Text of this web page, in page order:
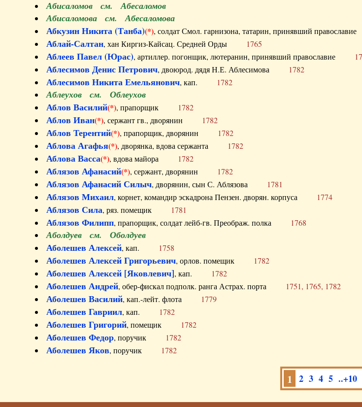
Абисаломов см. Абесаломов
Абисаломова см. Абесаломова
Абкузин Никита (Танба)(*), солдат Смол. гарнизона, татарин, принявший
Аблай-Салтан, хан Киргиз-Кайсац. Средней Орды 1765
Аблеев Павел (Юрас), артиллер. погонщик, лютеранин, принявший православие
Аблесимов Денис Петрович, двоюрод. дядя Н.Е. Аблесимова 1782
Аблесимов Никита Емельянович, кап. 1782
Аблеухов см. Облеухов
Аблов Василий(*), прапорщик 1782
Аблов Иван(*), сержант гв., дворянин 1782
Аблов Терентий(*), прапорщик, дворянин 1782
Аблова Агафья(*), дворянка, вдова сержанта 1782
Аблова Васса(*), вдова майора 1782
Аблязов Афанасий(*), сержант, дворянин 1782
Аблязов Афанасий Силыч, дворянин, сын С. Аблязова 1781
Аблязов Михаил, корнет, командир эскадрона Пензен. дворян. корпуса 1774
Аблязов Сила, ряз. помещик 1781
Аблязов Филипп, прапорщик, солдат лейб-гв. Преображ. полка 1768
Аболдуев см. Оболдуев
Аболешев Алексей, кап. 1758
Аболешев Алексей Григорьевич, орлов. помещик 1782
Аболешев Алексей [Яковлевич], кап. 1782
Аболешев Андрей, обер-фискал подполк. ранга Астрах. порта 1751, 1765, 1782
Аболешев Василий, кап.-лейт. флота 1779
Аболешев Гавриил, кап. 1782
Аболешев Григорий, помещик 1782
Аболешев Федор, поручик 1782
Аболешев Яков, поручик 1782
1 2 3 4 5 ..+10